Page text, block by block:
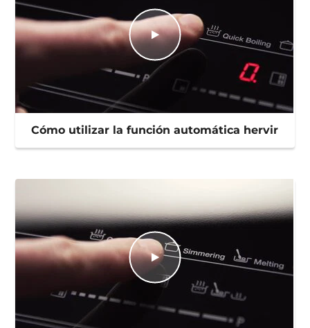
Cómo utilizar la función automática hervir